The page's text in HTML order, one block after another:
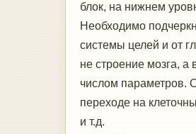
блок, на нижнем
Необходимо
системы целей и от
не строение мозга,
числом параметров.
переходе на
и т.д.